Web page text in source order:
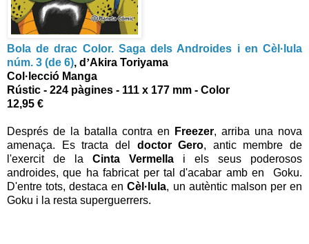
Bola de drac Color. Saga dels Androides i en Cèl·lula
núm. 3 (de 6), d ’Akira Toriyama
Col·lecció Manga
Rústic - 224 pàgines - 111 x 177 mm - Color
12,95 €
Després de la batalla contra en Freezer, arriba una nova
amenaça. Es tracta del doctor Gero, antic membre de
l'exercit de la Cinta Vermella i els seus poderosos
androides, que ha fabricat per tal d'acabar amb en Goku.
D'entre tots, destaca enCèl·lula, un autèntic malson per en
Goku i la resta superguerrers.